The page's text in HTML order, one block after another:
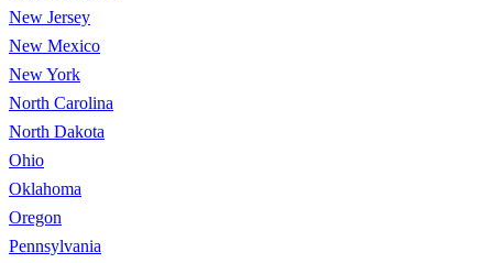
New Jersey
New Mexico
New York
North Carolina
North Dakota
Ohio
Oklahoma
Oregon
Pennsylvania